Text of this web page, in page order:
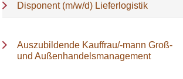
Disponent (m/w/d) Lieferlogistik
Auszubildende Kauffrau/-mann Groß-
und Außenhandelsmanagement